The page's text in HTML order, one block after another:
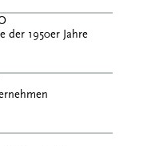
der 1950er Jahre